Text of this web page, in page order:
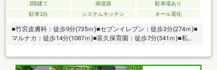
2階建て 南道路
駐車場あり
駐車2台
システムキッチン オール電化
■竹宮皮膚科：徒歩9分(735ｍ)■セブンイレブン：徒歩3分(274ｍ)■
マルナカ：徒歩14分(1087ｍ)■富久保育園：徒歩7分(541ｍ)■私立
(489ｍ)■こうの耳鼻咽喉科：徒歩8分(614ｍ)■レディ：徒歩12分
(929ｍ)■松山市立たちばな小学校：徒歩6分(448ｍ)